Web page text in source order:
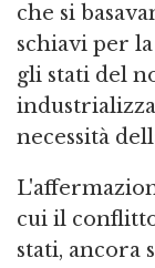
che si
schiavi per
gli stati del
necessità
cui il
stati, ancora